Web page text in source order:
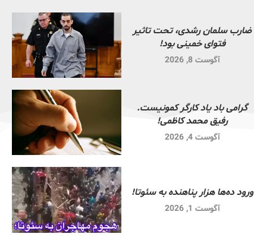
ضارب سلمان رشدی، تحت تاثیر
فتوای خمینی بود!
آگوست 8, 2026
گرامی باد یاد کارگر کمونیست.
رفیق محمد کاظمی!
آگوست 4, 2026
ورود ده‌ها هزار پناهنده به سئوتا!
آگوست 1, 2026